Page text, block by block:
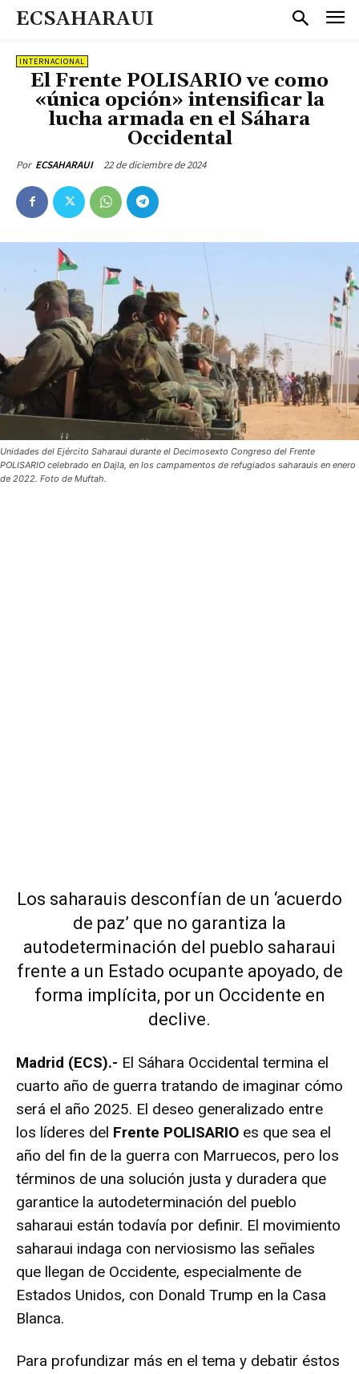
ECSAHARAUI
INTERNACIONAL
El Frente POLISARIO ve como
«única opción» intensificar la
lucha armada en el Sáhara
Occidental
Por ECSAHARAUI 22 de diciembre de 2024
Unidades del Ejército Saharaui durante el Decimosexto Congreso del Frente
POLISARIO celebrado en Dajla, en los campamentos de refugiados saharauis en enero
de 2022. Foto de Muftah.
Los saharauis desconfían de un ‘acuerdo
de paz’ que no garantiza la
autodeterminación del pueblo saharaui
frente a un Estado ocupante apoyado, de
forma implícita, por un Occidente en
declive.
Madrid (ECS).- El Sáhara Occidental termina el
cuarto año de guerra tratando de imaginar cómo
será el año 2025. El deseo generalizado entre
los líderes del Frente POLISARIO es que sea el
año del fin de la guerra con Marruecos, pero los
términos de una solución justa y duradera que
garantice la autodeterminación del pueblo
saharaui están todavía por definir. El movimiento
saharaui indaga con nerviosismo las señales
que llegan de Occidente, especialmente de
Estados Unidos, con Donald Trump en la Casa
Blanca.
Para profundizar más en el tema y debatir éstos